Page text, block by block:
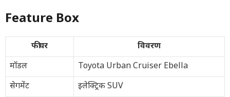
Feature Box
फीचर
विवरण
मॉडल
Toyota Urban Cruiser Ebella
सेगमेंट
इलेक्ट्रिक SUV